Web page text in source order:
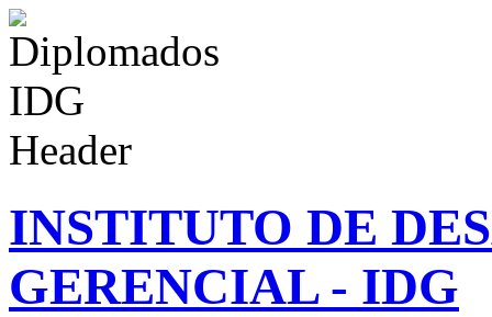
INSTITUTO DE
GERENCIAL - IDG